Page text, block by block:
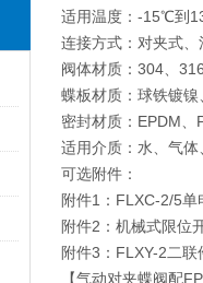
适用温度：-15℃到
连接方式：对夹式
阀体材质：304、
蝶板材质：球铁镀
密封材质：EPDM
适用介质：水、气
可选附件：
附件1：FLXC-2/5
附件2：机械式限位
附件3：FLXY-2二
【气动对夹蝶阀配